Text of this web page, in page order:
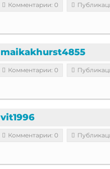
Комментарии: 0
maikakhurst4855
Комментарии: 0
vit1996
Комментарии: 0